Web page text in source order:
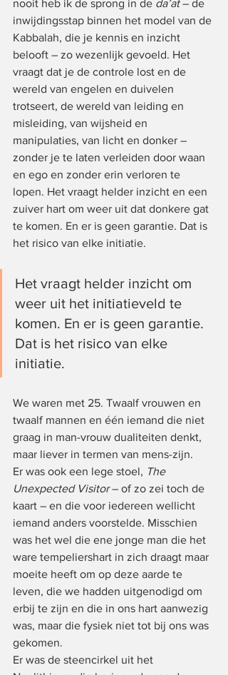
nooit heb ik de sprong in de da’at – de
inwijdingsstap binnen het model van de
Kabbalah, die je kennis en inzicht
belooft – zo wezenlijk gevoeld. Het
vraagt dat je de controle lost en de
wereld van engelen en duivelen
trotseert, de wereld van leiding en
misleiding, van wijsheid en
manipulaties, van licht en donker –
zonder je te laten verleiden door waan
en ego en zonder erin verloren te
lopen. Het vraagt helder inzicht en een
zuiver hart om weer uit dat donkere gat
te komen. En er is geen garantie. Dat is
het risico van elke initiatie.
Het vraagt helder inzicht om
weer uit het initiatieveld te
komen. En er is geen garantie.
Dat is het risico van elke
initiatie.
We waren met 25. Twaalf vrouwen en
twaalf mannen en één iemand die niet
graag in man-vrouw dualiteiten denkt,
maar liever in termen van mens-zijn.
Er was ook een lege stoel, The
Unexpected Visitor – of zo zei toch de
kaart – en die voor iedereen wellicht
iemand anders voorstelde. Misschien
was het wel die ene jonge man die het
ware tempeliershart in zich draagt maar
moeite heeft om op deze aarde te
leven, die we hadden uitgenodigd om
erbij te zijn en die in ons hart aanwezig
was, maar die fysiek niet tot bij ons was
gekomen.
Er was de steencirkel uit het